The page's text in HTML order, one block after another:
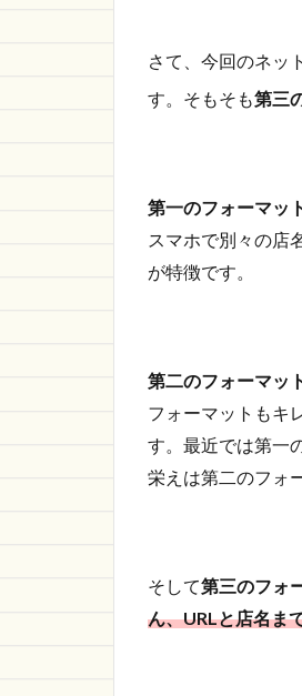
を使
通販
1.1
第三
のフ
詐欺
ト情
報
1.1.1
第三の
フォー
マット
さて、今回のネッ
す。そもそも第三
第一のフォーマッ
スマホで別々の店
が特徴です。
第二のフォーマッ
フォーマットもキ
す。最近では第一
栄えは第二のフォ
そして第三のフォ
ん、URLと店名ま